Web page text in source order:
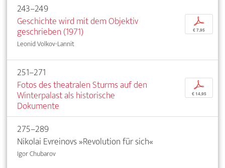
243–249
Geschichte wird mit dem Objektiv
geschrieben (1971)
Leonid Volkov-Lannit
p
€ 7,95
251–271
Fotos des theatralen Sturms auf den
Winterpalast als historische
Dokumente
p
€ 14,95
275–289
Nikolai Evreinovs »Revolution für sich«
Igor Chubarov